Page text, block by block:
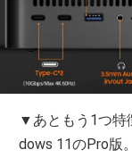
▼あともう1つ特
dows 11のPro版